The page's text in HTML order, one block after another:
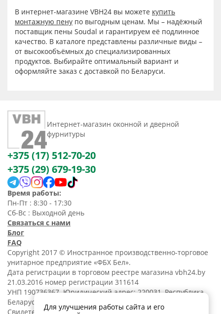
В интернет-магазине VBH24 вы можете купить
монтажную пену по выгодным ценам. Мы – надёжный
поставщик пены Soudal и гарантируем её подлинное
качество. В каталоге представлены различные виды –
от высокообъёмных до специализированных
продуктов. Выбирайте оптимальный вариант и
оформляйте заказ с доставкой по Беларуси.
Интернет-магазин оконной и дверной
фурнитуры
+375 (17) 512-70-20
+375 (29) 679-19-30
Время работы:
Пн-Пт : 8:30 - 17:30
Сб-Вс : Выходной день
Связаться с нами
Блог
FAQ
Copyright 2017 © Иностранное производственно-торговое
унитарное предприятие «ФБХ Бел».
Дата регистрации в торговом реестре магазина vbh24.by
21.03.2016 номер регистрации 311614
УНП 190736367. Юридический адрес: 220031, Республика
Беларусь, г. Минск, ул. Танковая, 15-1, 5 этаж;
Свидетельство о регистрации N190736367 от 11.02.2014.
Для улучшения работы сайта и его